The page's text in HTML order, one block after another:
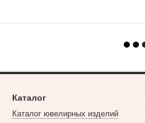
Каталог
Каталог ювелирных изделий